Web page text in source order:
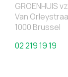
GROENHUIS
Van
1000 Brussel
02 219 19 19